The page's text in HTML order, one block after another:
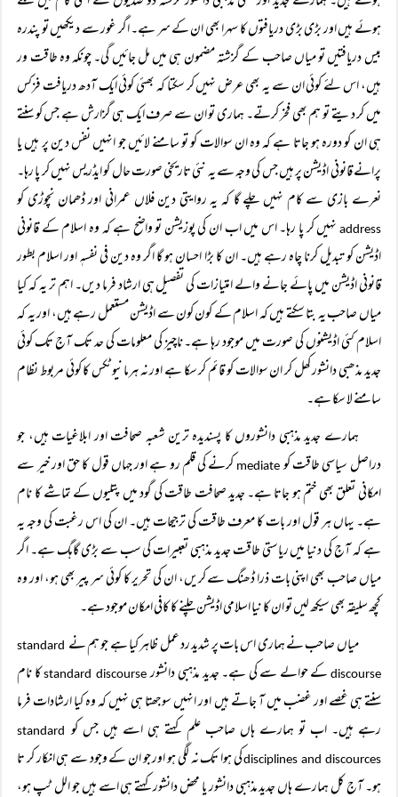
ہوئے ہیں اور بڑی بڑی دریافتوں کا سہرا بھی ان کے سر ہے۔ اگر غور سے دیکھیں تو پندرہ
بیس دریافتیں تو میاں صاحب کے گزشتہ مضمون ہی میں مل جائیں گی۔ چونکہ وہ طاقت ور
ہیں، اس لئے کوئی ان سے یہ بھی عرض نہیں کر سکتا کہ بھئی کوئی ایک آدھ دریافت فزکس
میں کر دیتے تو ہم بھی فخر کرتے۔ ہماری تو ان سے صرف ایک ہی گزارش ہے جس کو سنتے
ہی ان کو دورہ ہو جاتا ہے کہ وہ ان سوالات کو تو سامنے لائیں جو انہیں نفس دین پر ہیں یا
پرانے قانونی اڈیشن پر ہیں جس کی وجہ سے یہ نئی تاریخی صورت حال کو ایڈریس نہیں کر پا رہا۔
نعرے بازی سے کام نہیں چلے گا کہ یہ روایتی دین فلاں عمرانی اور ڈھمان نچوڑی کو
address نہیں کر پا رہا۔ اس میں اب ان کی پوزیشن تو واضح ہے کہ وہ اسلام کے قانونی
اڈیشن کو تبدیل کرنا چاہ رہے ہیں۔ ان کا بڑا احسان ہو گا اگر وہ دین فی نفسہٖ اور اسلام بطور
قانونی اڈیشن میں پائے جانے والے امتیازات کی تفصیل ہی ارشاد فرما دیں۔ اہم تر یہ کہ کیا
میاں صاحب یہ بتا سکتے ہیں کہ اسلام کے کون کون سے اڈیشن مستعمل رہے ہیں، اور یہ کہ
اسلام کئی اڈیشنوں کی صورت میں موجود رہا ہے۔ ناچیز کی معلومات کی حد تک آج تک کوئی
جدید مذھبی دانشور کھل کر ان سوالات کو قائم کر سکا ہے اور نہ ہرمانیوٹکس کا کوئی مربوط نظام
سامنے لا سکا ہے۔
ہمارے جدید مذہبی دانشوروں کا پسندیدہ ترین شعبہ صحافت اور ابلاغیات ہیں، جو
دراصل سیاسی طاقت کوmediate
کرنے کی قلم رو ہے اور جہاں قول کا حق اور خیر سے
امکانی تعلق بھی ختم ہو جاتا ہے۔ جدید صحافت طاقت کی گود میں پتلیوں کے تماشے کا نام
ہے۔ یہاں ہر قول اور بات کا معرف طاقت کی ترجیحات ہیں۔ ان کی اس رغبت کی وجہ یہ
ہے کہ آج کی دنیا میں ریاستی طاقت جدید مذہبی تعبیرات کی سب سے بڑی گاہگ ہے۔ اگر
میاں صاحب بھی اپنی بات ذرا ڈھنگ سے کریں، ان کی تحریر کا کوئی سر پیر بھی ہو، اور وہ
کچھ سلیقہ بھی سیکھ لیں تو ان کا نیا اسلامی اڈیشن چلنے کا کافی امکان موجود ہے۔
میاں صاحب نے ہماری اس بات پر شدید رد عمل ظاہر کیا ہے جو ہم نے standard
discourse کے حوالے سے کی ہے۔ جدید مذہبی دانشورstandard discourse
کا نام
سنتے ہی غصے اور غضب میں آ جاتے ہیں اور انہیں سوجھتا ہی نہیں کہ وہ کیا ارشادات فرما
رہے ہیں۔ اب تو ہمارے ہاں صاحب علم کہتے ہی اسے ہیں جس کو standard
disciplines and discourcesکی ہوا تک نہ لگی ہو اور جو ان کے وجود سے ہی انکار کر تا
ہو۔ آج کل ہمارے ہاں جدید مذہبی دانشور یا محض دانشور کہتے ہی اسے ہیں جو الل ٹپ ہو،